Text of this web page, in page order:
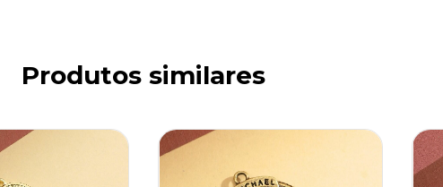
Produtos similares